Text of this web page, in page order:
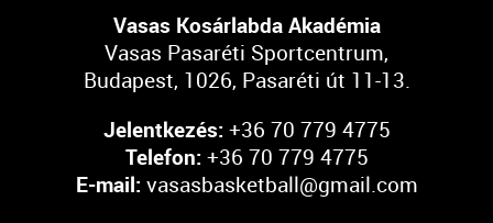
Vasas Kosárlabda Akadémia
Vasas Pasaréti Sportcentrum,
Budapest, 1026, Pasaréti út 11-13.
Jelentkezés: +36 70 779 4775
Telefon: +36 70 779 4775
E-mail: vasasbasketball@gmail.com